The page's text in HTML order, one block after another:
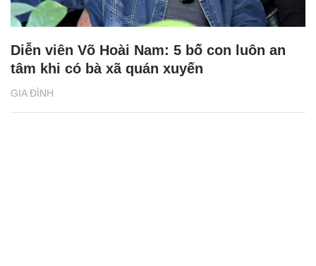
GIA ĐÌNH
Diễn viên Võ Hoài Nam: 5 bố con luôn an
tâm khi có bà xã quán xuyến